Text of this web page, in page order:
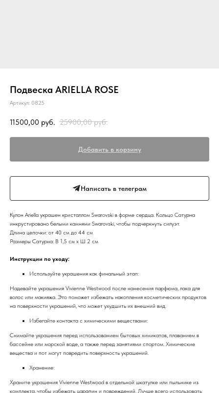
Подвеска ARIELLA ROSE
Артикул: 0825
11500,00 руб. 25900,00 руб.
Добавить в корзину
Написать в телеграм
Кулон Ariella украшен кристаллом Swarovski в форме сердца. Кольцо Сатурна
инкрустировано белыми камнями Swarovski, чтобы подчеркнуть силуэт.
Длина цепочки: от 40 см до 44 см
Размеры Сатурна: В 1,5 см x Ш 2 см
Инструкции по уходу:
Используйте украшения как финальный этап:
Надевайте украшения Vivienne Westwood после нанесения парфюма, лака для
волос или макияжа. Это поможет избежать накопления косметических продуктов
на поверхности украшений, что может ухудшить их внешний вид.
Избегайте контакта с химическими веществами:
Снимайте украшения перед использованием бытовых химикатов, плаванием в
бассейне или морской воде, а также перед занятиями спортом. Химические
вещества и пот могут повредить поверхность украшений.
Хранение:
Храните украшения Vivienne Westwood в отдельной шкатулке или пыльнике из
комплекта, чтобы избежать царапин и повреждений. Лучше всего использовать